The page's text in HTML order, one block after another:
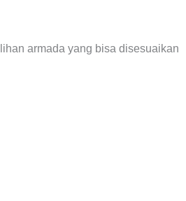
armada yang bisa disesuaikan